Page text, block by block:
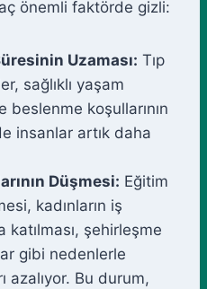
önemli faktörde gizli:
Uzaması: Tıp
sağlıklı yaşam
beslenme koşullarının
insanlar artık daha
Düşmesi: Eğitim
kadınların iş
katılması, şehirleşme
gibi nedenlerle
azalıyor. Bu durum,